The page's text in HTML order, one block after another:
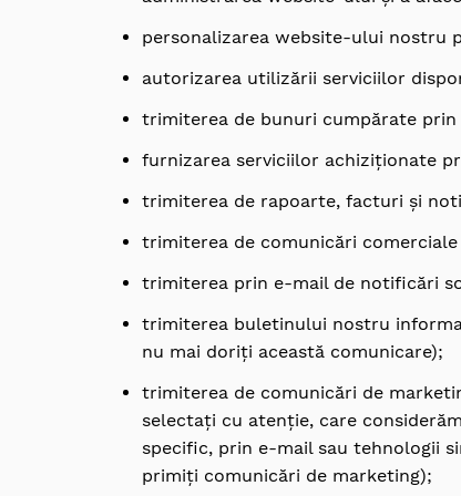
personalizarea website-ului nostru
autorizarea utilizării serviciilor
trimiterea de bunuri cumpărate
furnizarea serviciilor achiziționate
trimiterea de rapoarte, facturi și
trimiterea de comunicări
trimiterea prin e-mail de notificări
trimiterea buletinului nostru
nu mai doriți această comunicare);
trimiterea de comunicări de
selectați cu atenție, care
specific, prin e-mail sau tehnologii
primiți comunicări de marketing);